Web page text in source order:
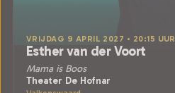
VRIJDAG 9 APRIL 2027 • 20:15 UUR
Esther van der Voort
Mama is Boos
Theater De Hofnar